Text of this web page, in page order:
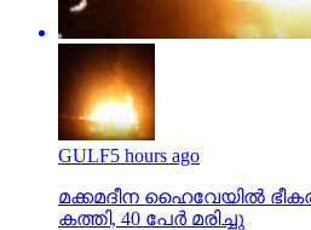
GULF5 hours ago
മക്കമദീന ഹൈവേയില്‍
കത്തി, 40 പേര്‍ മരിച്ചു